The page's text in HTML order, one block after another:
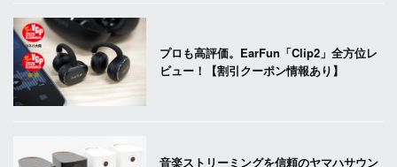
プロも高評価。EarFun「Clip2」全方位レ
ビュー！【割引クーポン情報あり】
音楽ストリーミングを信頼のヤマハサウン